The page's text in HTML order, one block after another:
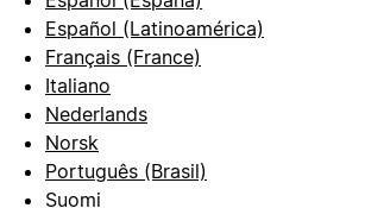
Español (Latinoamérica)
Français (France)
Italiano
Nederlands
Norsk
Português (Brasil)
Suomi